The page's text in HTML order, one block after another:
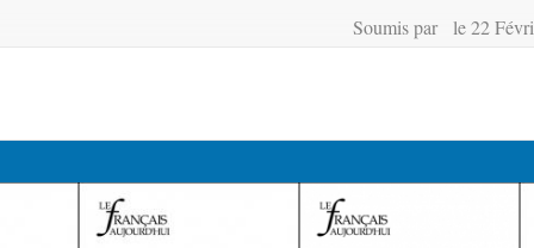
Soumis par le 22